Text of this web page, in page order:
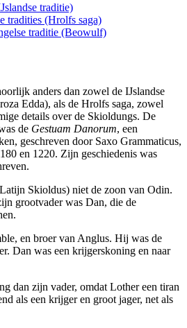
traditie)
tradities (Hrolfs saga)
traditie (Beowulf)
anders dan zowel de IJslandse
Edda), als de Hrolfs saga, zowel
details over de Skioldungs. De
de Gestuam Danorum, een
geschreven door Saxo Grammaticus,
en 1220. Zijn geschiedenis was
Skioldus) niet de zoon van Odin.
grootvader was Dan, die de
en broer van Anglus. Hij was de
Dan was een krijgerskoning en naar
dan zijn vader, omdat Lother een tiran
als een krijger en groot jager, net als